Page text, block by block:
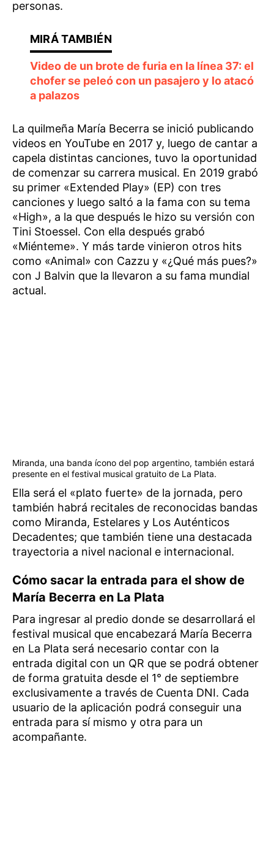
personas.
Video de un brote de furia en la línea 37: el
chofer se peleó con un pasajero y lo atacó
a palazos
La quilmeña María Becerra se inició publicando
videos en YouTube en 2017 y, luego de cantar a
capela distintas canciones, tuvo la oportunidad
de comenzar su carrera musical. En 2019 grabó
su primer «Extended Play» (EP) con tres
canciones y luego saltó a la fama con su tema
«High», a la que después le hizo su versión con
Tini Stoessel. Con ella después grabó
«Miénteme». Y más tarde vinieron otros hits
como «Animal» con Cazzu y «¿Qué más pues?»
con J Balvin que la llevaron a su fama mundial
actual.
Miranda, una banda ícono del pop argentino, también estará
presente en el festival musical gratuito de La Plata.
Ella será el «plato fuerte» de la jornada, pero
también habrá recitales de reconocidas bandas
como Miranda, Estelares y Los Auténticos
Decadentes; que también tiene una destacada
trayectoria a nivel nacional e internacional.
Cómo sacar la entrada para el show de
María Becerra en La Plata
Para ingresar al predio donde se desarrollará el
festival musical que encabezará María Becerra
en La Plata será necesario contar con la
entrada digital con un QR que se podrá obtener
de forma gratuita desde el 1° de septiembre
exclusivamente a través de Cuenta DNI. Cada
usuario de la aplicación podrá conseguir una
entrada para sí mismo y otra para un
acompañante.